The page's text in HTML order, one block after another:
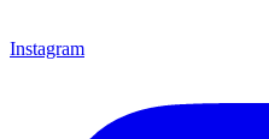
Instagram